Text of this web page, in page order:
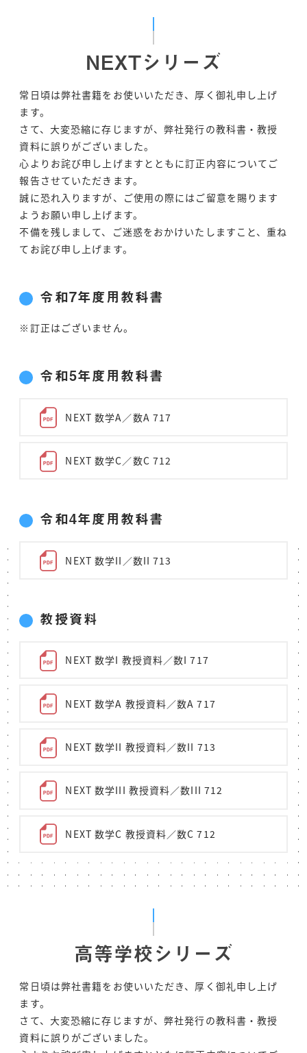
NEXTシリーズ
常日頃は弊社書籍をお使いいただき、厚く御礼申し上げ
ます。
さて、大変恐縮に存じますが、弊社発行の教科書・教授
資料に誤りがございました。
心よりお詫び申し上げますとともに訂正内容についてご
報告させていただきます。
誠に恐れ入りますが、ご使用の際にはご留意を賜ります
ようお願い申し上げます。
不備を残しまして、ご迷惑をおかけいたしますこと、重ね
てお詫び申し上げます。
令和7年度用教科書
※訂正はございません。
令和5年度用教科書
NEXT 数学A／数A 717
NEXT 数学C／数C 712
令和4年度用教科書
NEXT 数学II／数II 713
教授資料
NEXT 数学I 教授資料／数I 717
NEXT 数学A 教授資料／数A 717
NEXT 数学II 教授資料／数II 713
NEXT 数学III 教授資料／数III 712
NEXT 数学C 教授資料／数C 712
高等学校シリーズ
常日頃は弊社書籍をお使いいただき、厚く御礼申し上げ
ます。
さて、大変恐縮に存じますが、弊社発行の教科書・教授
資料に誤りがございました。